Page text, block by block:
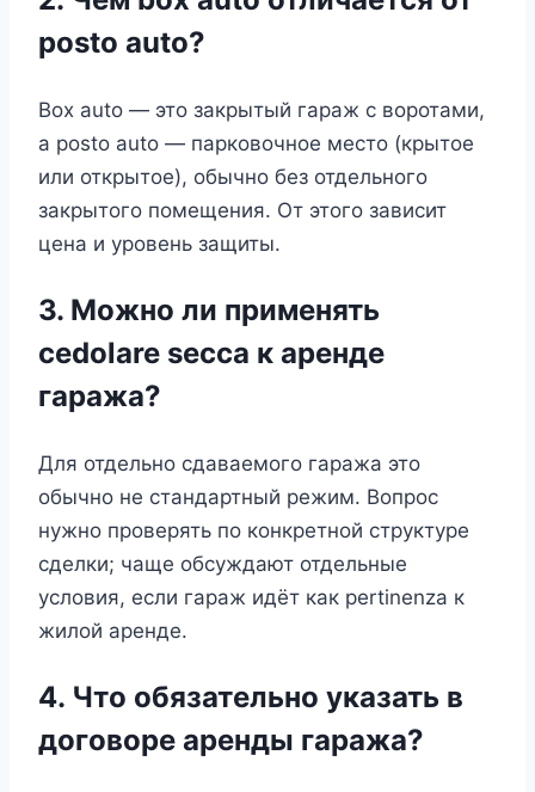
posto auto?
Box auto — это закрытый гараж с воротами,
а posto auto — парковочное место (крытое
или открытое), обычно без отдельного
закрытого помещения. От этого зависит
цена и уровень защиты.
3. Можно ли применять
cedolare secca к аренде
гаража?
Для отдельно сдаваемого гаража это
обычно не стандартный режим. Вопрос
нужно проверять по конкретной структуре
сделки; чаще обсуждают отдельные
условия, если гараж идёт как pertinenza к
жилой аренде.
4. Что обязательно указать в
договоре аренды гаража?